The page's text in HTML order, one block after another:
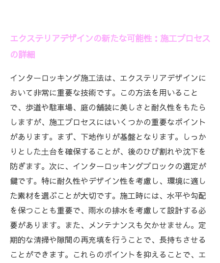
エクステリアデザインの新たな可能性：施工プロセス
の詳細
インターロッキング施工法は、エクステリアデザインに
おいて非常に重要な技術です。この方法を用いること
で、歩道や駐車場、庭の舗装に美しさと耐久性をもたら
しますが、施工プロセスにはいくつかの重要なポイント
があります。まず、下地作りが基盤となります。しっか
りとした土台を確保することが、後のひび割れや沈下を
防ぎます。次に、インターロッキングブロックの選定が
鍵です。特に耐久性やデザイン性を考慮し、環境に適し
た素材を選ぶことが大切です。施工時には、水平や勾配
を保つことも重要で、雨水の排水を考慮して設計する必
要があります。また、メンテナンスも欠かせません。定
期的な清掃や隙間の再充填を行うことで、長持ちさせる
ことができます。これらのポイントを抑えることで、エ